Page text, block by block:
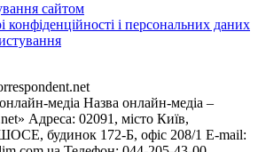
сайтом
конфіденційності і персональних даних
медіа Назва онлайн-медіа –
Адреса: 02091, місто Київ,
будинок 172-Б, офіс 208/1 E-mail: